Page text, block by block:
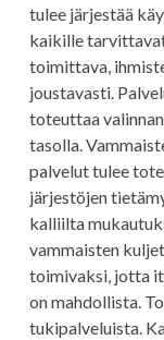
tulee järjestää
kaikille
toimittava,
joustavasti.
toteuttaa
tasolla.
palvelut tulee
järjestöjen
kalliilta
vammaisten
toimivaksi, jotta
on mahdollista.
tukipalveluista.